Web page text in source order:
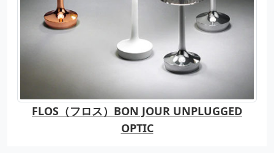
FLOS（フロス）BON JOUR UNPLUGGED
OPTIC